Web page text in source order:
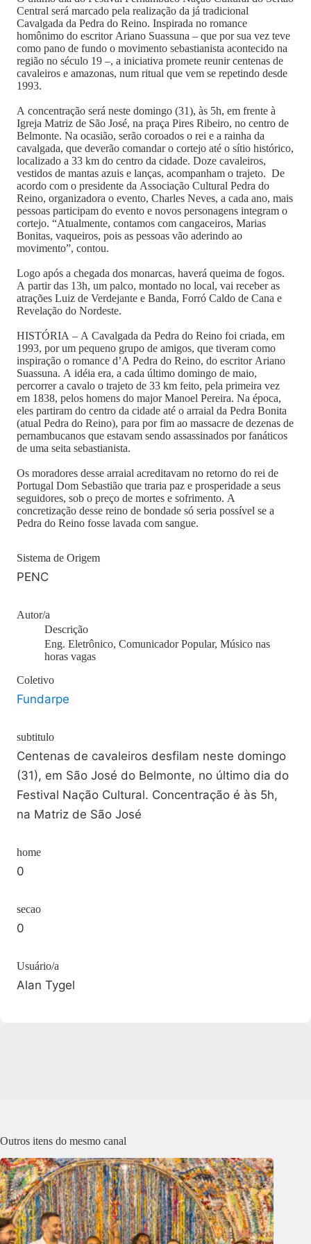
Central será marcado pela realização da já tradicional
Cavalgada da Pedra do Reino. Inspirada no romance
homônimo do escritor Ariano Suassuna – que por sua vez teve
como pano de fundo o movimento sebastianista acontecido na
região no século 19 –, a iniciativa promete reunir centenas de
cavaleiros e amazonas, num ritual que vem se repetindo desde
1993.
A concentração será neste domingo (31), às 5h, em frente à
Igreja Matriz de São José, na praça Pires Ribeiro, no centro de
Belmonte. Na ocasião, serão coroados o rei e a rainha da
cavalgada, que deverão comandar o cortejo até o sítio histórico,
localizado a 33 km do centro da cidade. Doze cavaleiros,
vestidos de mantas azuis e lanças, acompanham o trajeto. De
acordo com o presidente da Associação Cultural Pedra do
Reino, organizadora o evento, Charles Neves, a cada ano, mais
pessoas participam do evento e novos personagens integram o
cortejo. “Atualmente, contamos com cangaceiros, Marias
Bonitas, vaqueiros, pois as pessoas vão aderindo ao
movimento”, contou.
Logo após a chegada dos monarcas, haverá queima de fogos.
A partir das 13h, um palco, montado no local, vai receber as
atrações Luiz de Verdejante e Banda, Forró Caldo de Cana e
Revelação do Nordeste.
HISTÓRIA – A Cavalgada da Pedra do Reino foi criada, em
1993, por um pequeno grupo de amigos, que tiveram como
inspiração o romance d’A Pedra do Reino, do escritor Ariano
Suassuna. A idéia era, a cada último domingo de maio,
percorrer a cavalo o trajeto de 33 km feito, pela primeira vez
em 1838, pelos homens do major Manoel Pereira. Na época,
eles partiram do centro da cidade até o arraial da Pedra Bonita
(atual Pedra do Reino), para por fim ao massacre de dezenas de
pernambucanos que estavam sendo assassinados por fanáticos
de uma seita sebastianista.
Os moradores desse arraial acreditavam no retorno do rei de
Portugal Dom Sebastião que traria paz e prosperidade a seus
seguidores, sob o preço de mortes e sofrimento. A
concretização desse reino de bondade só seria possível se a
Pedra do Reino fosse lavada com sangue.
Sistema de Origem
PENC
Autor/a
Descrição
Eng. Eletrônico, Comunicador Popular, Músico nas
horas vagas
Coletivo
Fundarpe
subtitulo
Centenas de cavaleiros desfilam neste domingo
(31), em São José do Belmonte, no último dia do
Festival Nação Cultural. Concentração é às 5h,
na Matriz de São José
home
0
secao
0
Usuário/a
Alan Tygel
Outros itens do mesmo canal